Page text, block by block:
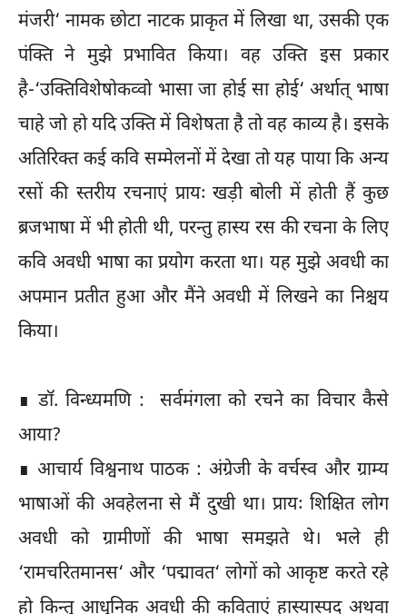
मंजरी‘ नामक छोटा नाटक प्राकृत में लिखा था, उसकी एक
पंक्ति ने मुझे प्रभावित किया। वह उक्ति इस प्रकार
है-‘उक्तिविशेषोकव्वो भासा जा होई सा होई‘ अर्थात् भाषा
चाहे जो हो यदि उक्ति में विशेषता है तो वह काव्य है। इसके
अतिरिक्त कई कवि सम्मेलनों में देखा तो यह पाया कि अन्य
रसों की स्तरीय रचनाएं प्रायः खड़ी बोली में होती हैं कुछ
ब्रजभाषा में भी होती थी, परन्तु हास्य रस की रचना के लिए
कवि अवधी भाषा का प्रयोग करता था। यह मुझे अवधी का
अपमान प्रतीत हुआ और मैंने अवधी में लिखने का निश्चय
किया।
∎ डॉ. विन्ध्यमणि : सर्वमंगला को रचने का विचार कैसे
आया?
∎ आचार्य विश्वनाथ पाठक : अंग्रेजी के वर्चस्व और ग्राम्य
भाषाओं की अवहेलना से मैं दुखी था। प्रायः शिक्षित लोग
अवधी को ग्रामीणों की भाषा समझते थे। भले ही
‘रामचरितमानस‘ और ‘पद्मावत‘ लोगों को आकृष्ट करते रहे
हो किन्तु आधुनिक अवधी की कविताएं हास्यास्पद अथवा